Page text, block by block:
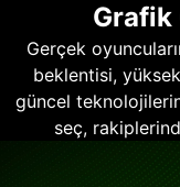
Grafik
Gerçek
beklentisi,
güncel
seç,